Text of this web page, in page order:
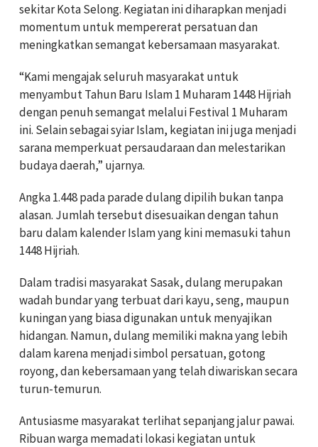
sekitar Kota Selong. Kegiatan ini diharapkan menjadi
momentum untuk mempererat persatuan dan
meningkatkan semangat kebersamaan masyarakat.
“Kami mengajak seluruh masyarakat untuk
menyambut Tahun Baru Islam 1 Muharam 1448 Hijriah
dengan penuh semangat melalui Festival 1 Muharam
ini. Selain sebagai syiar Islam, kegiatan ini juga menjadi
sarana memperkuat persaudaraan dan melestarikan
budaya daerah,” ujarnya.
Angka 1.448 pada parade dulang dipilih bukan tanpa
alasan. Jumlah tersebut disesuaikan dengan tahun
baru dalam kalender Islam yang kini memasuki tahun
1448 Hijriah.
Dalam tradisi masyarakat Sasak, dulang merupakan
wadah bundar yang terbuat dari kayu, seng, maupun
kuningan yang biasa digunakan untuk menyajikan
hidangan. Namun, dulang memiliki makna yang lebih
dalam karena menjadi simbol persatuan, gotong
royong, dan kebersamaan yang telah diwariskan secara
turun-temurun.
Antusiasme masyarakat terlihat sepanjang jalur pawai.
Ribuan warga memadati lokasi kegiatan untuk